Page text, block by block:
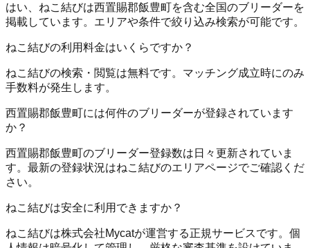
はい、ねこ結びは西置賜郡飯豊町を含む全国のブリーダーを
掲載しています。エリアや条件で絞り込み検索が可能です。
ねこ結びの利用料金はいくらですか？
ねこ結びの検索・閲覧は無料です。マッチング成立時にのみ
手数料が発生します。
西置賜郡飯豊町には何件のブリーダーが登録されています
か？
西置賜郡飯豊町のブリーダー登録数は日々更新されていま
す。最新の登録状況はねこ結びのエリアページでご確認くだ
さい。
ねこ結びは安全に利用できますか？
ねこ結びは株式会社Mycatが運営する正規サービスです。個